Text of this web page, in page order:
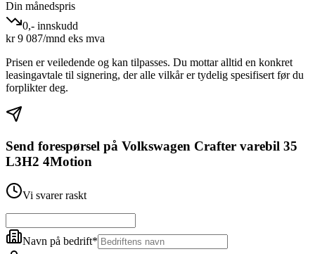
Din månedspris
0,- innskudd
kr9 087/mnd eks mva
Prisen er veiledende og kan tilpasses. Du mottar alltid en konkret
leasingavtale til signering, der alle vilkår er tydelig spesifisert før du
forplikter deg.
Send forespørsel på Volkswagen Crafter varebil 35
L3H2 4Motion
Vi svarer raskt
Navn på bedrift*